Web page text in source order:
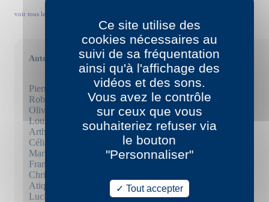
voir tous les événements →
Auteurs
Pierric Bailly
Robert Bober
Olivier Brossard
Louise Chennevière
Arthur Dreyfus
Célia Houdart
Marielle Hubert
Franck Mignot
Christine Montalbetti
Atiq Rahimi
Lucie Rico
Ce site utilise des
cookies nécessaires au
suivi de sa fréquentation
ainsi qu'à l'affichage des
vidéos et des sons.
Vous avez le contrôle
sur ceux que vous
souhaiteriez refuser via
le bouton
"Personnaliser"
Tout accepter